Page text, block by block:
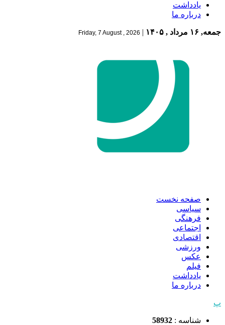
یادداشت
درباره ما
جمعه, ۱۶ مرداد , ۱۴۰۵ |
Friday, 7 August , 2026
صفحه نخست
سیاسی
فرهنگی
اجتماعی
اقتصادی
ورزشی
عکس
فیلم
یادداشت
درباره ما
پ
شناسه : 58932